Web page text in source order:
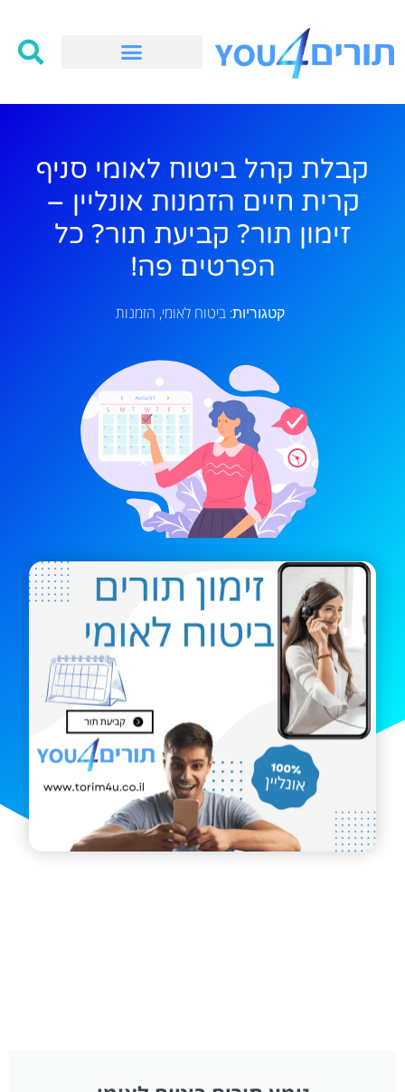
קבלת קהל ביטוח לאומי סניף
קרית חיים הזמנות אונליין –
זימון תור? קביעת תור? כל
הפרטים פה!
קטגוריות: ביטוח לאומי, הזמנות